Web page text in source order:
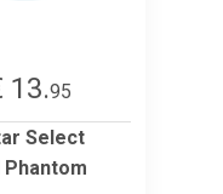
13.95
Select
Phantom